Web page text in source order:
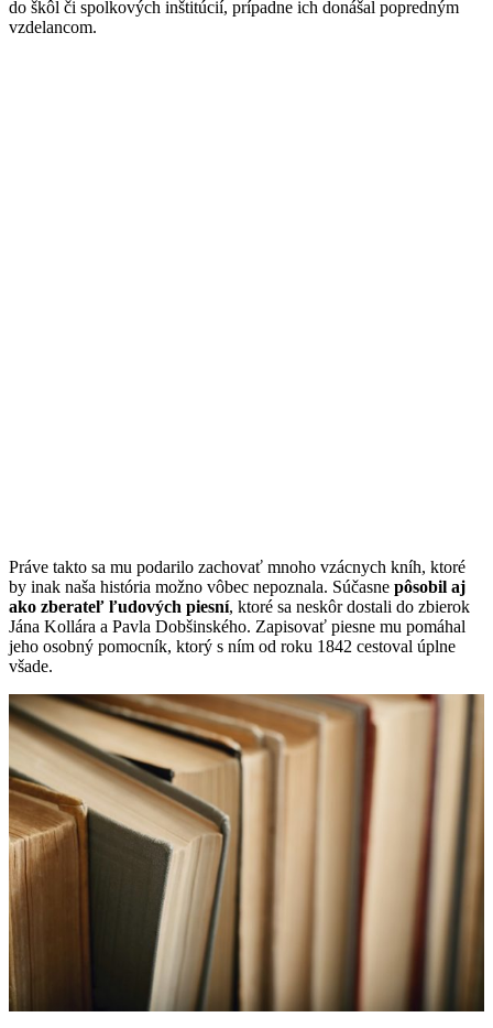
do škôl či spolkových inštitúcií, prípadne ich donášal popredným
vzdelancom.
Práve takto sa mu podarilo zachovať mnoho vzácnych kníh, ktoré
by inak naša história možno vôbec nepoznala. Súčasne pôsobil aj
ako zberateľ ľudových piesní, ktoré sa neskôr dostali do zbierok
Jána Kollára a Pavla Dobšinského. Zapisovať piesne mu pomáhal
jeho osobný pomocník, ktorý s ním od roku 1842 cestoval úplne
všade.